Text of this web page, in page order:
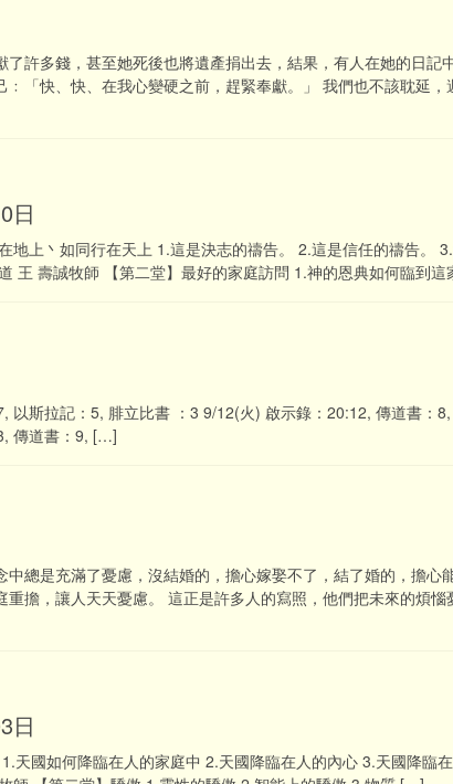
許多錢，甚至她死後也將遺產捐出去，結果，有人在她的日記
「快、快、在我心變硬之前，趕緊奉獻。」 我們也不該耽延，
日
地上丶如同行在天上 1.這是決志的禱告。 2.這是信任的禱告。
王 壽誠牧師 【第二堂】最好的家庭訪問 1.神的恩典如何臨到
以斯拉記：5, 腓立比書 ：3 9/12(火) 啟示錄：20:12, 傳道書：
傳道書：9, […]
總是充滿了憂慮，沒結婚的，擔心嫁娶不了，結了婚的，擔心
擔，讓人天天憂慮。 這正是許多人的寫照，他們把未來的煩惱
日
天國如何降臨在人的家庭中 2.天國降臨在人的內心 3.天國降臨